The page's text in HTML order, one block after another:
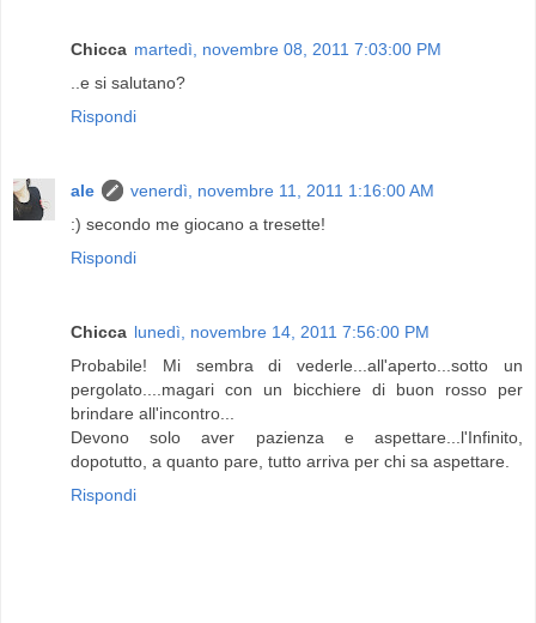
Chicca martedì, novembre 08, 2011 7:03:00 PM
..e si salutano?
Rispondi
ale
venerdì, novembre 11, 2011 1:16:00 AM
:) secondo me giocano a tresette!
Rispondi
Chicca lunedì, novembre 14, 2011 7:56:00 PM
Probabile! Mi sembra di vederle...all'aperto...sotto un
pergolato....magari con un bicchiere di buon rosso per
brindare all'incontro...
Devono solo aver pazienza e aspettare...l'Infinito,
dopotutto, a quanto pare, tutto arriva per chi sa aspettare.
Rispondi